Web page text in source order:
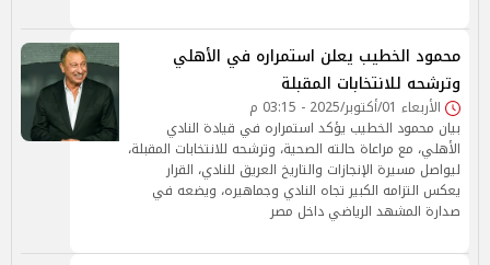
محمود الخطيب يعلن استمراره في الأهلي
وترشحه للانتخابات المقبلة
الأربعاء 01/أكتوبر/2025 - 03:15 م
بيان محمود الخطيب يؤكد استمراره في قيادة النادي
الأهلي، مع مراعاة حالته الصحية، وترشحه للانتخابات المقبلة،
ليواصل مسيرة الإنجازات والتاريخ العريق للنادي، القرار
يعكس التزامه الكبير تجاه النادي وجماهيره، ويضعه في
صدارة المشهد الرياضي داخل مصر